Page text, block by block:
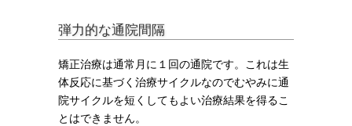
弾力的な通院間隔
矯正治療は通常月に１回の通院です。これは生
体反応に基づく治療サイクルなのでむやみに通
院サイクルを短くしてもよい治療結果を得るこ
とはできません。